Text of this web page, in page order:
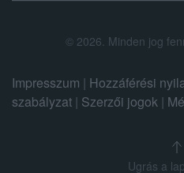
© 2026. Minden jog
Impresszum | Hozzáférési
szabályzat | Szerzői jogok |
Ugrás a